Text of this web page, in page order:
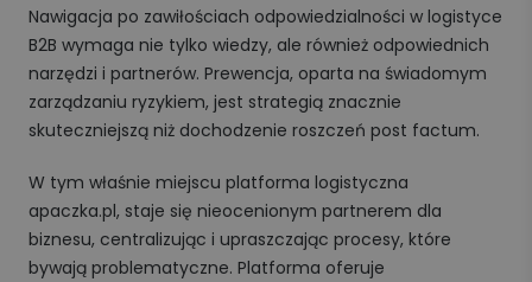
Nawigacja po zawiłościach odpowiedzialności w logistyce
B2B wymaga nie tylko wiedzy, ale również odpowiednich
narzędzi i partnerów. Prewencja, oparta na świadomym
zarządzaniu ryzykiem, jest strategią znacznie
skuteczniejszą niż dochodzenie roszczeń post factum.
W tym właśnie miejscu platforma logistyczna
apaczka.pl, staje się nieocenionym partnerem dla
biznesu, centralizując i upraszczając procesy, które
bywają problematyczne. Platforma oferuje